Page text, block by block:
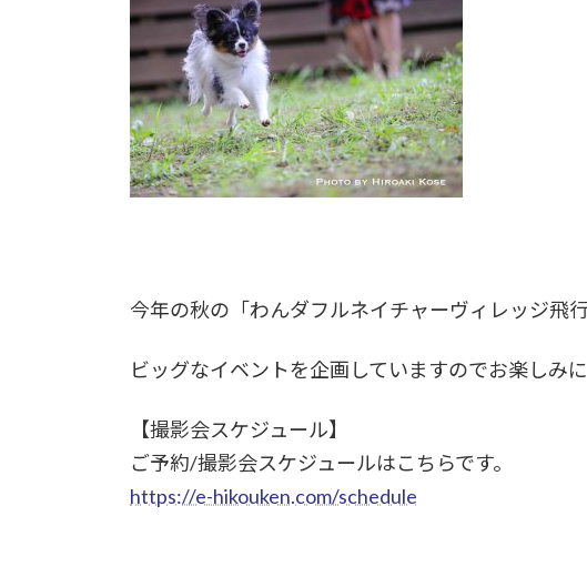
今年の秋の「わんダフルネイチャーヴィレッジ飛
ビッグなイベントを企画していますのでお楽しみに
【撮影会スケジュール】
ご予約/撮影会スケジュールはこちらです。
https://e-hikouken.com/schedule